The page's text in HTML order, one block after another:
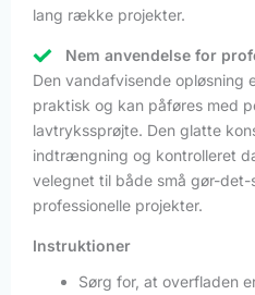
lang række projekter.
Nem anvendelse for
Den vandafvisende
praktisk og kan påføres med
lavtrykssprøjte. Den glatte
indtrængning og kontrolleret
velegnet til både små gør-
professionelle projekter.
Instruktioner
Sørg for, at overfladen